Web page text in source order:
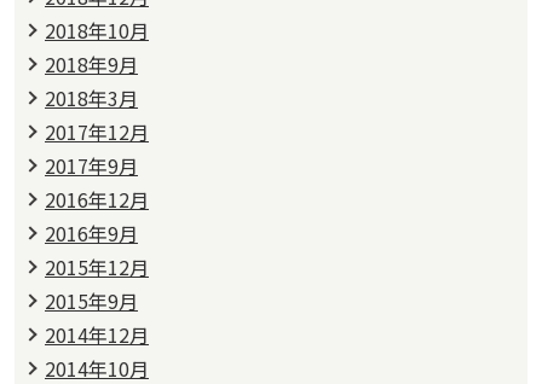
2018年10月
2018年9月
2018年3月
2017年12月
2017年9月
2016年12月
2016年9月
2015年12月
2015年9月
2014年12月
2014年10月